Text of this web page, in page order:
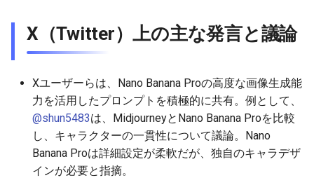
2026-07-03
2026-07-02
2026-07-01
2026-06-30
2025-12-17
2025-12-16
2025-12-15
2025-12-14
2026-07-03
2026-07-02
2026-07-01
2026-06-30
2025-12-17
2025-12-16
2025-12-15
2025-12-14
2026-04-05
2026-03-29
2026-03-22
2026-03-15
2025-10-02
2025-09-28
2025-09-24
2025-09-21
2026-04-05
2026-03-29
2026-03-22
2026-03-15
2026-04-05
2026-03-29
2026-03-22
2026-03-15
2026-07-02
2026-07-01
2026-06-30
2026-06-29
2026-04-05
2026-03-29
2026-03-22
2026-03-15
2025-09-27
2025-09-23
2026-03-29
2026-03-22
2026-03-15
2026-03-08
2026-07-02
2026-07-01
2026-06-30
2026-06-28
2025-12-17
2025-12-16
2025-12-15
2025-12-14
2026-04-05
2026-03-29
2026-03-22
2026-03-15
2026-07-02
2026-07-01
2026-06-30
2026-06-29
2026-06-30
2026-06-29
2026-06-28
2026-06-25
2026-04-05
2026-03-30
X（Twitter）上の主な発言と議論
Xユーザーらは、Nano Banana Proの高度な画像生成能
力を活用したプロンプトを積極的に共有。例として、
@shun5483は、MidjourneyとNano Banana Proを比較
し、キャラクターの一貫性について議論。Nano
Banana Proは詳細設定が柔軟だが、独自のキャラデザ
インが必要と指摘。